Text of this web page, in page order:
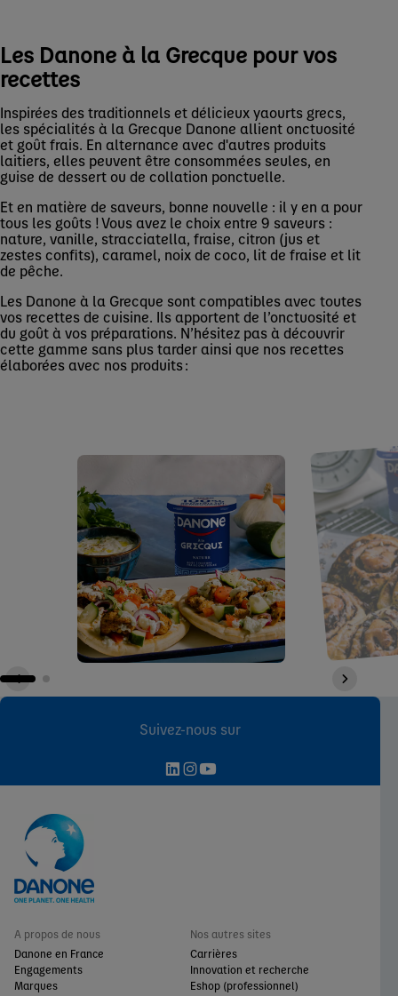
Les Danone à la Grecque pour vos
recettes
Inspirées des traditionnels et délicieux yaourts grecs,
les spécialités à la Grecque Danone allient onctuosité
et goût frais. En alternance avec d'autres produits
laitiers, elles peuvent être consommées seules, en
guise de dessert ou de collation ponctuelle.
Et en matière de saveurs, bonne nouvelle : il y en a pour
tous les goûts ! Vous avez le choix entre 9 saveurs :
nature, vanille, stracciatella, fraise, citron (jus et
zestes confits), caramel, noix de coco, lit de fraise et lit
de pêche.
Les Danone à la Grecque sont compatibles avec toutes
vos recettes de cuisine. Ils apportent de l’onctuosité et
du goût à vos préparations. N’hésitez pas à découvrir
cette gamme sans plus tarder ainsi que nos recettes
élaborées avec nos produits :
Gyros maison au poulet et
Plat principal A la Grecque
Suivez-nous sur
A propos de nous
Danone en France
Engagements
Marques
Nos autres sites
Carrières
Innovation et recherche
Eshop (professionnel)